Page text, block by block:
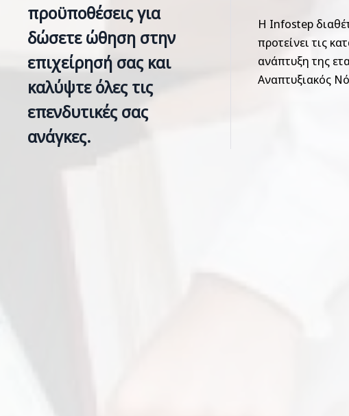
προϋποθέσεις για
δώσετε ώθηση στην
επιχείρησή σας και
καλύψτε όλες τις
επενδυτικές σας
ανάγκες.
Η Infostep
προτείνει τις
ανάπτυξη της
Αναπτυξιακός